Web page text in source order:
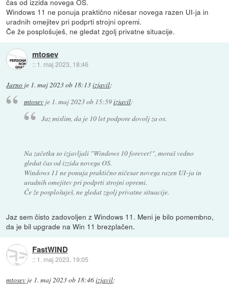
Windows 11 ne ponuja praktično ničesar novega razen UI-ja in
uradnih omejitev pri podprti strojni opremi.
Če že posplošuješ, ne gledat zgolj privatne situacije.
mtosev
:: 1. maj 2023, 18:46
Jarno je 1. maj 2023 ob 18:13izjavil:
mtosevje 1. maj 2023 ob 15:59izjavil:
Jaz mislim, da je 10 let podpore dovolj za os.
Na začetku so izjavljali "Windows 10 forever!", moraš vedno
gledat čas od izzida novega OS.
Windows 11 ne ponuja praktično ničesar novega razen UI-ja in
uradnih omejitev pri podprti strojni opremi.
Če že posplošuješ, ne gledat zgolj privatne situacije.
Jaz sem čisto zadovoljen z Windows 11. Meni je bilo pomembno,
da je bil upgrade na Win 11 brezplačen.
FastWIND
:: 1. maj 2023, 19:05
mtosev je 1. maj 2023 ob 18:46izjavil: